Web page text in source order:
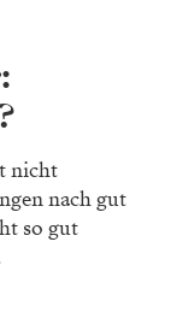
nicht
nach gut
so gut